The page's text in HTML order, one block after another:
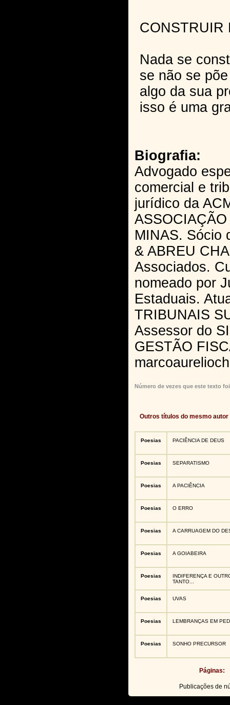
CONSTRUIR
Nada se
se não se
algo da sua
isso é uma
Biografia:
Advogado
comercial e
jurídico da
MINAS. Sócio
& ABREU
Associados.
nomeado por
Estaduais.
TRIBUNAIS
Assessor do
GESTÃO
Número de vezes que este texto
Outros títulos do mesmo autor
Poesias PACIÊNCIA DE DEUS
Poesias SEPARATISMO
Poesias A PACIÊNCIA
Poesias O ERRO
Poesias A CARRUAGEM DO
Poesias A GOIABEIRA
Poesias
INDIFERENÇA E
TANTO...
Poesias UVAS
Poesias LEMBRANÇAS EM
Poesias SONHO PRECURSOR
Páginas:
Publicações de